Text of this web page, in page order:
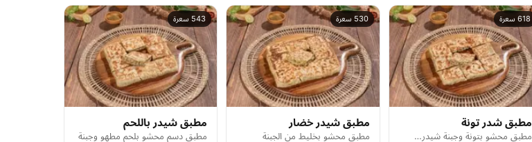
618 سعرة
مطبق شدر تونة
مطبق محشو بتونة وجبنة شيدر…
530 سعرة
مطبق شيدر خضار
مطبق محشو بخليط من الجبنة
543 سعرة
مطبق شيدر باللحم
مطبق دسم محشو بلحم مطهو وجبنة